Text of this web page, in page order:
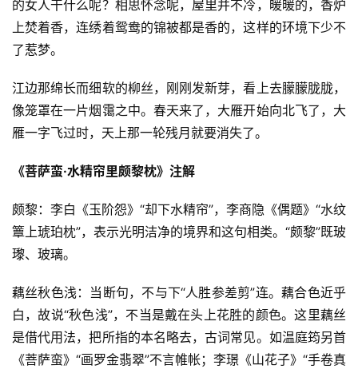
的女人干什么呢？相思怀念呢，屋里并不冷，暖暖的，香炉
上焚着香，连绣着鸳鸯的锦被都是香的，这样的环境下少不
了惹梦。
江边那绵长而细软的柳丝，刚刚发新芽，看上去朦朦胧胧，
像笼罩在一片烟霭之中。春天来了，大雁开始向北飞了，大
雁一字飞过时，天上那一轮残月就要消失了。
《菩萨蛮·水精帘里颇黎枕》注解
颇黎：李白《玉阶怨》“却下水精帘”，李商隐《偶题》“水纹
簟上琥珀枕”，表示光明洁净的境界和这句相类。“颇黎”既玻
瓈、玻璃。
藕丝秋色浅：当断句，不与下“人胜参差剪”连。藕合色近乎
白，故说“秋色浅”，不当是戴在头上花胜的颜色。这里藕丝
是借代用法，把所指的本名略去，古词常见。如温庭筠另首
《菩萨蛮》“画罗金翡翠”不言帷帐；李璟《山花子》“手卷真